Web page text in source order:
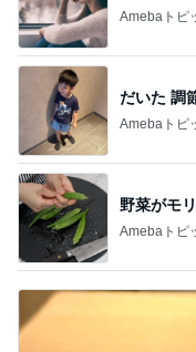
Amebaトピ
だいた 調
Amebaトピ
野菜がモ
Amebaトピ